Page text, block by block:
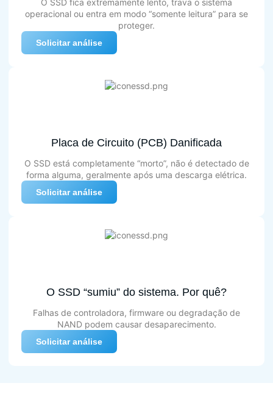
O SSD fica extremamente lento, trava o sistema
operacional ou entra em modo “somente leitura” para se
proteger.
Solicitar análise
Placa de Circuito (PCB) Danificada
O SSD está completamente “morto”, não é detectado de
forma alguma, geralmente após uma descarga elétrica.
Solicitar análise
O SSD “sumiu” do sistema. Por quê?
Falhas de controladora, firmware ou degradação de
NAND podem causar desaparecimento.
Solicitar análise